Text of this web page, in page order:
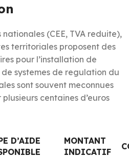
(CEE, TVA reduite),
territoriales proposent des
pour l’installation de
systemes de regulation du
sont souvent meconnues
centaines d’euros
D’AIDE
MONTANT
INDICATIF